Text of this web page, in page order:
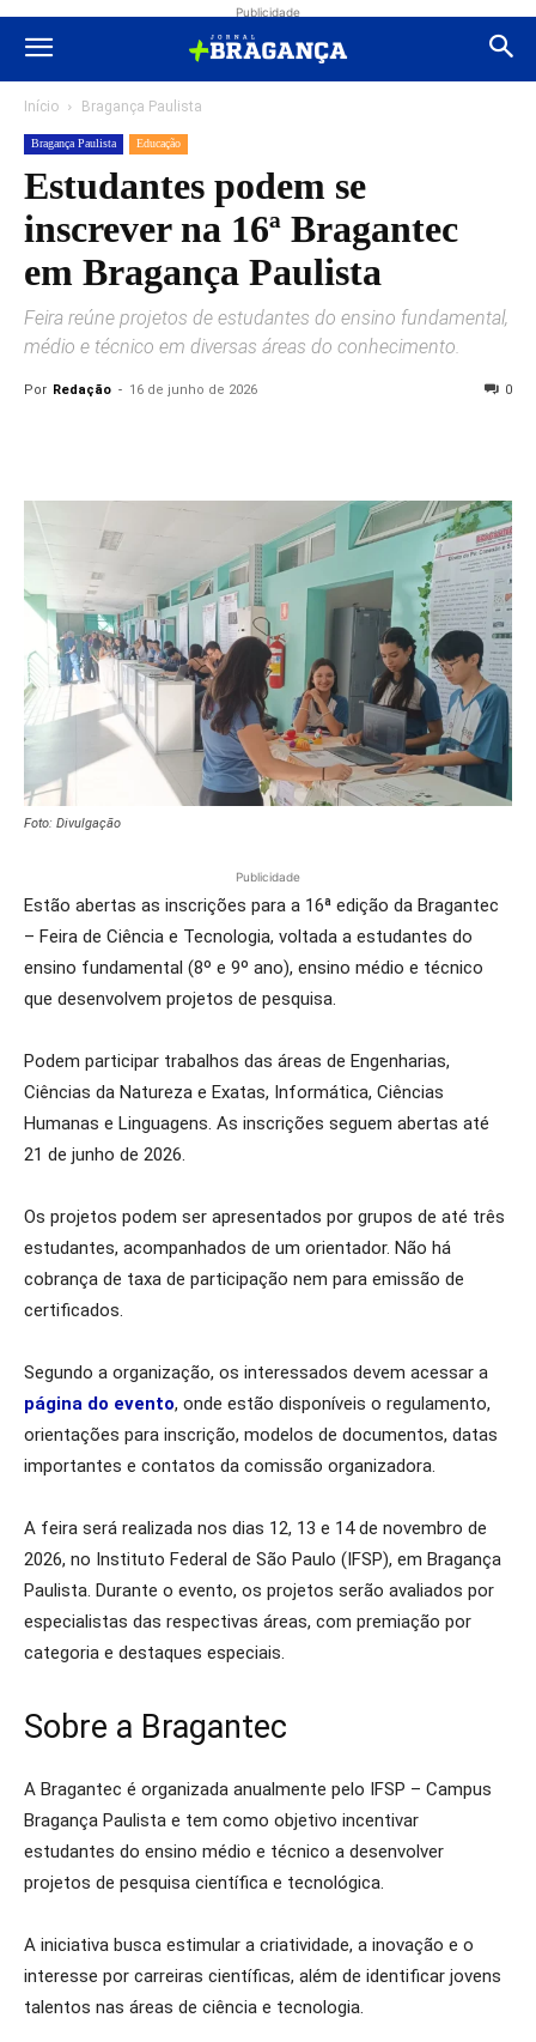
Publicidade
Início Bragança Paulista
Bragança Paulista Educação
Estudantes podem se
inscrever na 16ª Bragantec
em Bragança Paulista
Feira reúne projetos de estudantes do ensino fundamental,
médio e técnico em diversas áreas do conhecimento.
Por Redação - 16 de junho de 2026 0
Foto: Divulgação
Publicidade
Estão abertas as inscrições para a 16ª edição da Bragantec
– Feira de Ciência e Tecnologia, voltada a estudantes do
ensino fundamental (8º e 9º ano), ensino médio e técnico
que desenvolvem projetos de pesquisa.
Podem participar trabalhos das áreas de Engenharias,
Ciências da Natureza e Exatas, Informática, Ciências
Humanas e Linguagens. As inscrições seguem abertas até
21 de junho de 2026.
Os projetos podem ser apresentados por grupos de até três
estudantes, acompanhados de um orientador. Não há
cobrança de taxa de participação nem para emissão de
certificados.
Segundo a organização, os interessados devem acessar a
página do evento, onde estão disponíveis o regulamento,
orientações para inscrição, modelos de documentos, datas
importantes e contatos da comissão organizadora.
A feira será realizada nos dias 12, 13 e 14 de novembro de
2026, no Instituto Federal de São Paulo (IFSP), em Bragança
Paulista. Durante o evento, os projetos serão avaliados por
especialistas das respectivas áreas, com premiação por
categoria e destaques especiais.
Sobre a Bragantec
A Bragantec é organizada anualmente pelo IFSP – Campus
Bragança Paulista e tem como objetivo incentivar
estudantes do ensino médio e técnico a desenvolver
projetos de pesquisa científica e tecnológica.
A iniciativa busca estimular a criatividade, a inovação e o
interesse por carreiras científicas, além de identificar jovens
talentos nas áreas de ciência e tecnologia.